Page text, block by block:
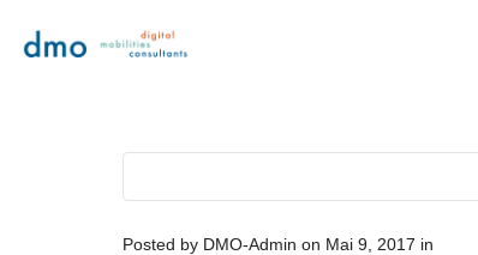
Posted by DMO-Admin on Mai 9, 2017 in